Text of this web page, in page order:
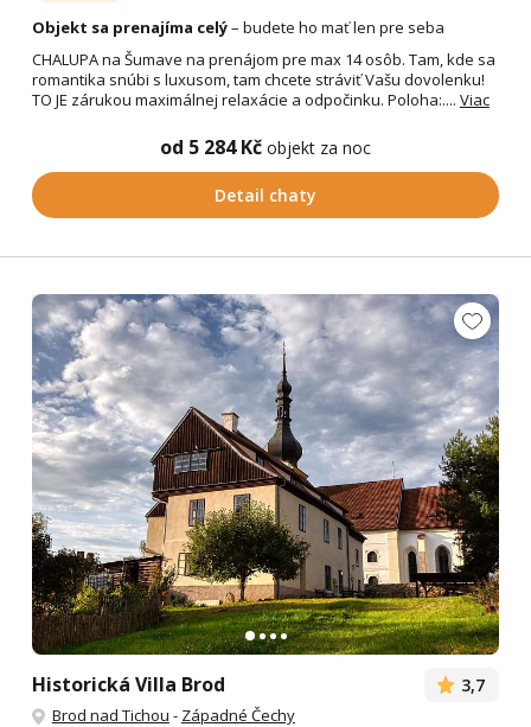
Objekt sa prenajíma celý– budete ho mať len pre seba
CHALUPA na Šumave na prenájom pre max 14 osôb. Tam, kde sa
romantika snúbi s luxusom, tam chcete stráviť Vašu dovolenku!
TO JE zárukou maximálnej relaxácie a odpočinku. Poloha:.... Viac
od 5 284 Kč objekt za noc
Detail chaty
Historická Villa Brod 3,7
Brod nad Tichou - Západné Čechy